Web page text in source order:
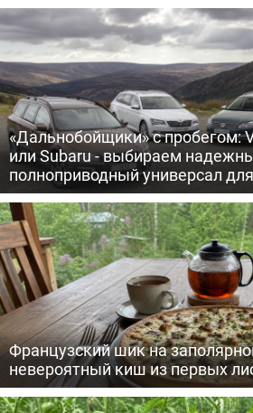
«Дальнобойщики» с пробегом:
или Subaru - выбираем
полноприводный универсал
Французский шик на
невероятный киш из первых